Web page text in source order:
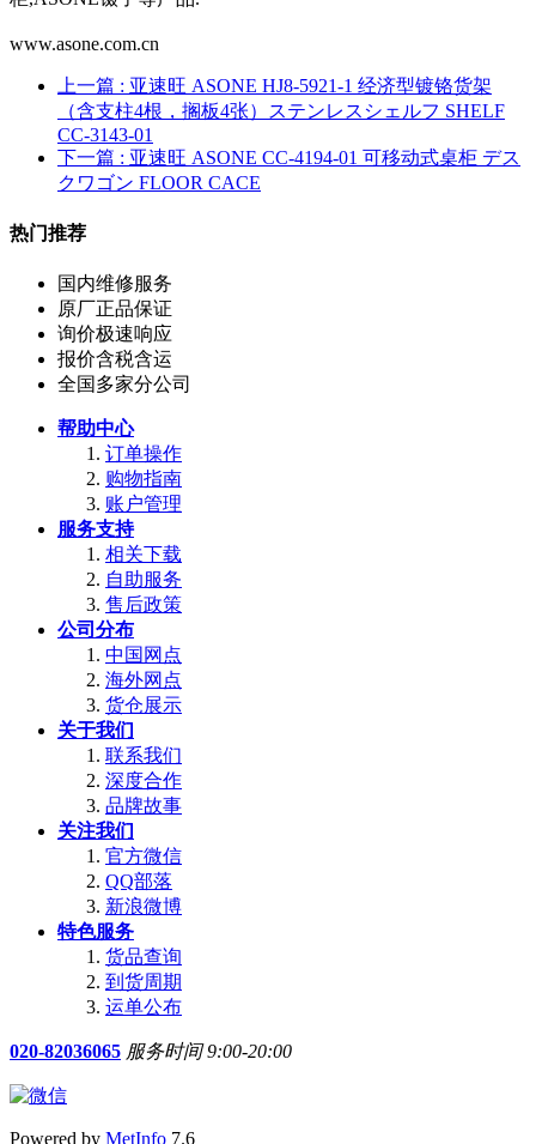
www.asone.com.cn
上一篇 : 亚速旺 ASONE HJ8-5921-1 经济型镀铬货架
（含支柱4根，搁板4张）ステンレスシェルフ SHELF
CC-3143-01
下一篇 : 亚速旺 ASONE CC-4194-01 可移动式桌柜 デス
クワゴン FLOOR CACE
热门推荐
国内维修服务
原厂正品保证
询价极速响应
报价含税含运
全国多家分公司
帮助中心
订单操作
购物指南
账户管理
服务支持
相关下载
自助服务
售后政策
公司分布
中国网点
海外网点
货仓展示
关于我们
联系我们
深度合作
品牌故事
关注我们
官方微信
QQ部落
新浪微博
特色服务
货品查询
到货周期
运单公布
020-82036065 服务时间 9:00-20:00
Powered by MetInfo 7.6